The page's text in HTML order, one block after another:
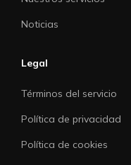
Noticias
Legal
Términos del servicio
Política de privacidad
Política de cookies